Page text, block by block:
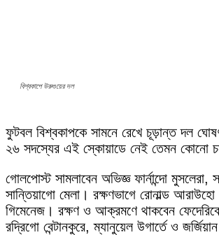
বিশ্বকাপে উরুগুয়ের দল
ফুটবল বিশ্বকাপকে সামনে রেখে চূড়ান্ত দল
২৬ সদস্যের এই স্কোয়াডে নেই তেমন কোনো
গোলপোস্ট সামলাবেন অভিজ্ঞ ফার্নান্দো মুসলেরা,
সান্তিয়াগো মেলা। রক্ষণভাগে রোনাল্ড আরাউহো
গিমেনেজ। রক্ষণ ও আক্রমণে থাকবেন
রদ্রিগো বেন্টানকুরে, ম্যানুয়েল উগার্তে ও